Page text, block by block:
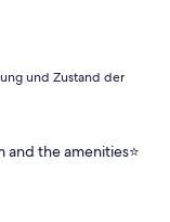
und Zustand der
the amenities⭐️